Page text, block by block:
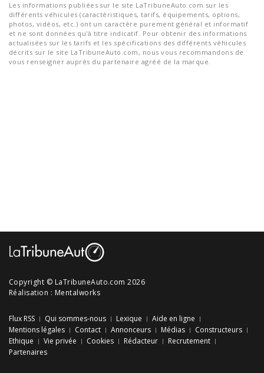
Les informations publiées sur le site LaTribuneAuto.com sur les
différents véhicules (caractéristiques, tarifs, équipements, options,
photos, vidéos, etc.) ont un caractère purement général et informatif
et ne sont données qu'à titre indicatif. Pour obtenir des informations
actualisées sur les tarifs et les spécifications des différents véhicules
décrits sur le site LaTribuneAuto.com, nous vous recommandons de
vous renseigner auprès du partenaire agréé de la marque.
Copyright © LaTribuneAuto.com 2026
Réalisation : Mentalworks
Flux RSS Qui sommes-nous Lexique
Aide en ligne
Mentions légales
Contact Annonceurs Médias
Constructeurs
Ethique
Vie privée Cookies Rédacteur
Recrutement
Partenaires